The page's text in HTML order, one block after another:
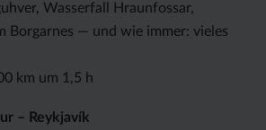
Wasserfall Hraunfossar,
Borgarnes — und wie immer: vieles
km um 1,5 h
– Reykjavík